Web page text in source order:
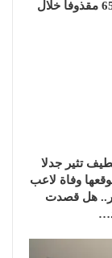
دونيتسك بـ 65 مقذوفا خلال
تثير جدلا
وفاة لاعب
هل قصدت